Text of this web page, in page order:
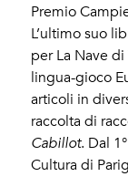
Premio
L’ultimo suo
per La Nave di
lingua-gioco
articoli in
raccolta di
Cabillot. Dal
Cultura di